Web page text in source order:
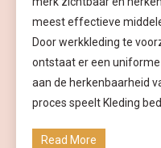
meest effectieve
Door werkkleding te
ontstaat er een
aan de herkenbaarheid
proces speelt Kleding
Read More